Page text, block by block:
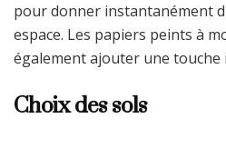
pour donner instantanément
espace. Les papiers peints à
également ajouter une
Choix des sols